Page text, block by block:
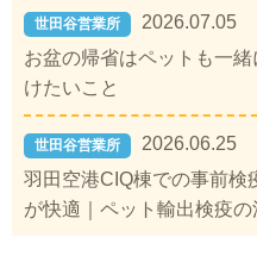
世田谷営業所
2026.07.05
お盆の帰省はペットも一
けたいこと
世田谷営業所
2026.06.25
羽田空港CIQ棟での事前検
が快適｜ペット輸出検疫